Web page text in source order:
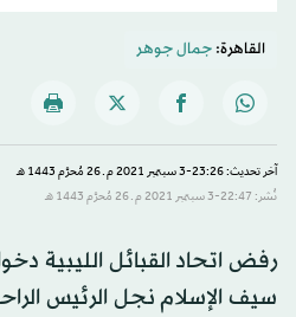
القاهرة:جمال جوهر
آخر تحديث: 23:26-3 سبتمبر 2021 م ـ 26 مُحرَّم 1443 هـ
نُشر: 22:47-3 سبتمبر 2021 م ـ 26 مُحرَّم 1443 هـ
رفض اتحاد القبائل الليبية
سيف الإسلام نجل الرئيس